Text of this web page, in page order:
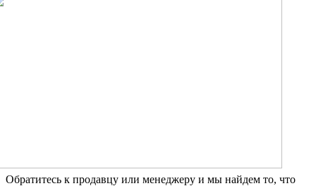
Обратитесь к продавцу или менеджеру и мы найдем то, что